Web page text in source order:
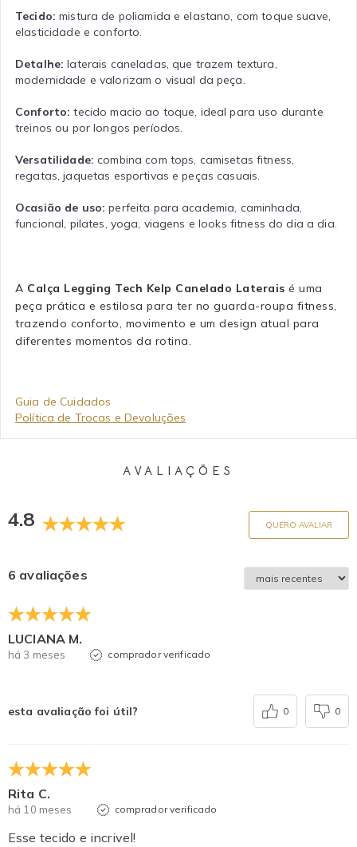
Tecido: mistura de poliamida e elastano, com toque suave,
elasticidade e conforto.
Detalhe: laterais caneladas, que trazem textura,
modernidade e valorizam o visual da peça.
Conforto: tecido macio ao toque, ideal para uso durante
treinos ou por longos períodos.
Versatilidade: combina com tops, camisetas fitness,
regatas, jaquetas esportivas e peças casuais.
Ocasião de uso: perfeita para academia, caminhada,
funcional, pilates, yoga, viagens e looks fitness do dia a dia.
A Calça Legging Tech Kelp Canelado Laterais é uma
peça prática e estilosa para ter no guarda-roupa fitness,
trazendo conforto, movimento e um design atual para
diferentes momentos da rotina.
Guia de Cuidados
Política de Trocas e Devoluções
AVALIAÇÕES
4.8 QUERO AVALIAR
6 avaliações
LUCIANA M.
há 3 meses comprador verificado
esta avaliação foi útil? 0 0
Rita C.
há 10 meses comprador verificado
Esse tecido e incrivel!